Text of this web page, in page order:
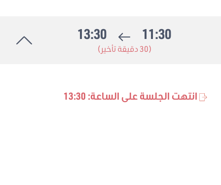
11:30
13:30
(30 دقيقة تأخير)
انتهت الجلسة على الساعة: 13:30